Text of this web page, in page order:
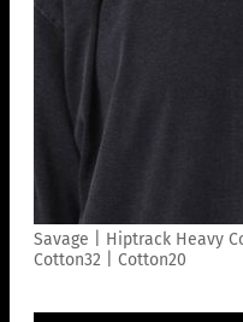
Savage | Hiptrack Heavy
Cotton32 | Cotton20